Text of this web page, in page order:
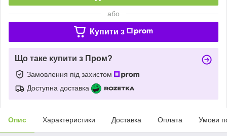
або
Купити з
Що таке купити з Пром?
Замовлення під захистом
Доступна доставка
Опис Характеристики Доставка Оплата Умови